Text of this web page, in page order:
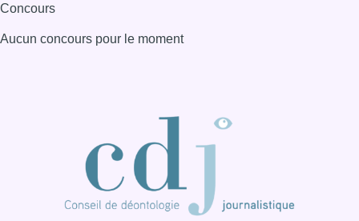
Concours
Aucun concours pour le moment